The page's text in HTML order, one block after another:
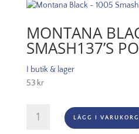
MONTANA
SMASH137’S
I butik & lager
53 kr
Montana
Black
LÄGG I VARUKORG